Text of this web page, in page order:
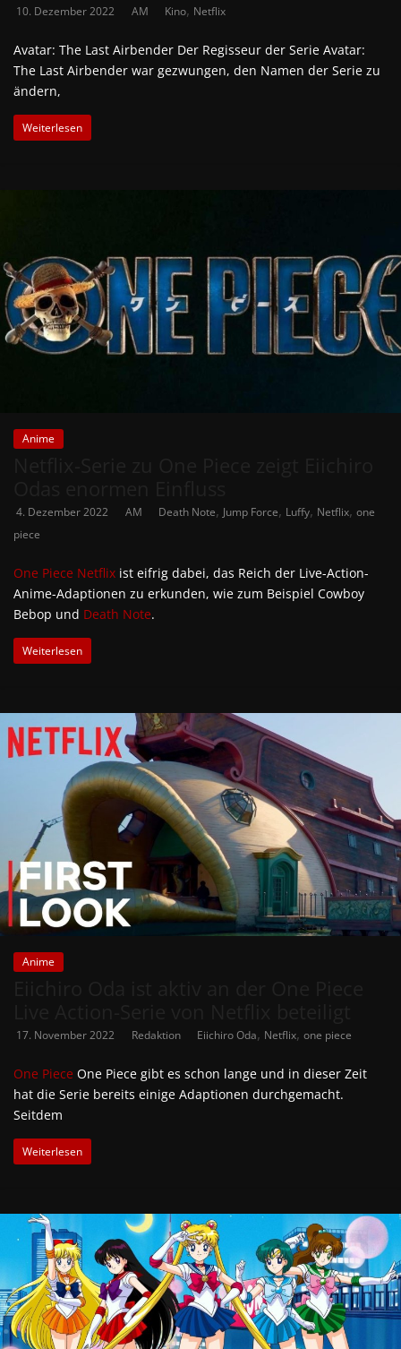
10. Dezember 2022 AM Kino, Netflix
Avatar: The Last Airbender Der Regisseur der Serie Avatar:
The Last Airbender war gezwungen, den Namen der Serie zu
ändern,
Weiterlesen
Anime
4. Dezember 2022 AM Death Note, Jump Force, Luffy, Netflix, one
piece
One Piece Netflix ist eifrig dabei, das Reich der Live-Action-
Anime-Adaptionen zu erkunden, wie zum Beispiel Cowboy
Bebop und Death Note.
Weiterlesen
Anime
17. November 2022 Redaktion Eiichiro Oda, Netflix, one piece
One Piece One Piece gibt es schon lange und in dieser Zeit
hat die Serie bereits einige Adaptionen durchgemacht.
Seitdem
Weiterlesen